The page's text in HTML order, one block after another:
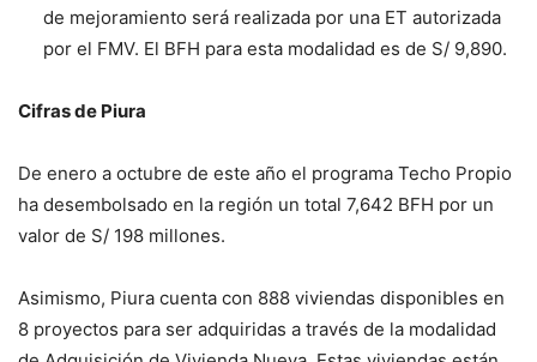
de mejoramiento será realizada por una ET autorizada
por el FMV. El BFH para esta modalidad es de S/ 9,890.
Cifras de Piura
De enero a octubre de este año el programa Techo Propio
ha desembolsado en la región un total 7,642 BFH por un
valor de S/ 198 millones.
Asimismo, Piura cuenta con 888 viviendas disponibles en
8 proyectos para ser adquiridas a través de la modalidad